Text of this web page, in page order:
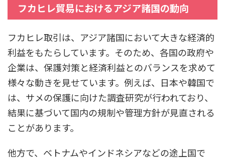
フカヒレ貿易におけるアジア諸国の動向
フカヒレ取引は、アジア諸国において大きな経済的
利益をもたらしています。そのため、各国の政府や
企業は、保護対策と経済利益とのバランスを求めて
様々な動きを見せています。例えば、日本や韓国で
は、サメの保護に向けた調査研究が行われており、
結果に基づいて国内の規制や管理方針が見直される
ことがあります。
他方で、ベトナムやインドネシアなどの途上国で